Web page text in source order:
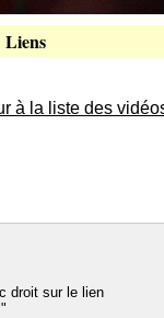
Liens
à la liste des
droit sur le lien